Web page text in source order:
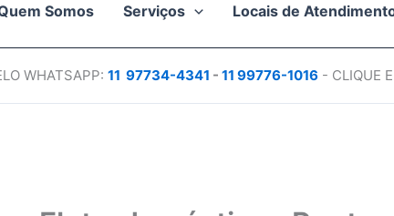
Somos Serviços Locais de
WHATSAPP: 11 97734-4341 - 11 99776-1016 - CLIQUE